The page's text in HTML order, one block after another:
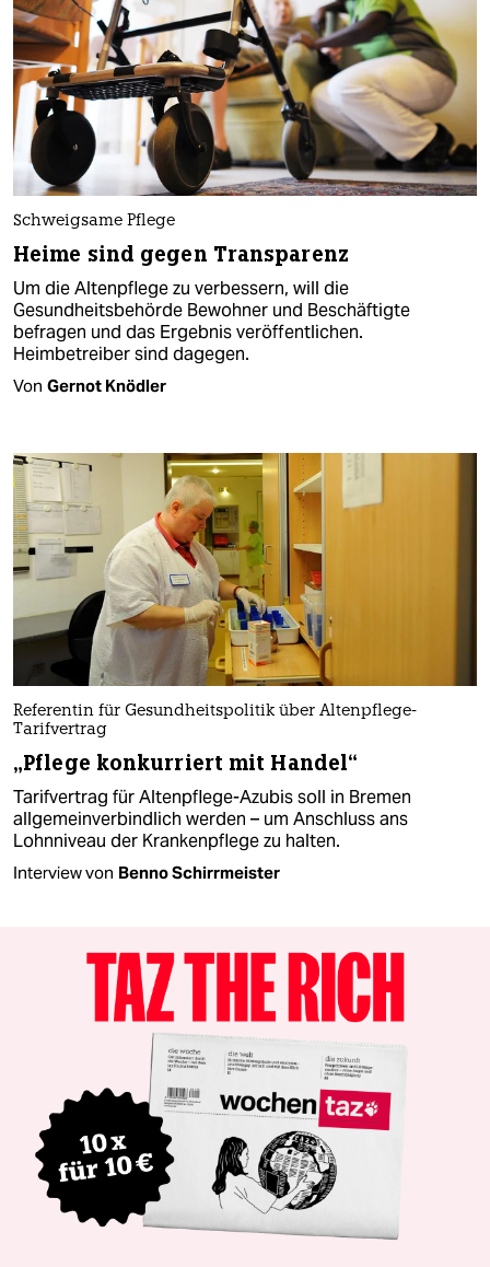
Schweigsame Pflege
Heime sind gegen Transparenz
Um die Altenpflege zu verbessern, will die
Gesundheitsbehörde Bewohner und Beschäftigte
befragen und das Ergebnis veröffentlichen.
Heimbetreiber sind dagegen.
Von Gernot Knödler
Referentin für Gesundheitspolitik über Altenpflege-
Tarifvertrag
„Pflege konkurriert mit Handel“
Tarifvertrag für Altenpflege-Azubis soll in Bremen
allgemeinverbindlich werden – um Anschluss ans
Lohnniveau der Krankenpflege zu halten.
Interview von Benno Schirrmeister